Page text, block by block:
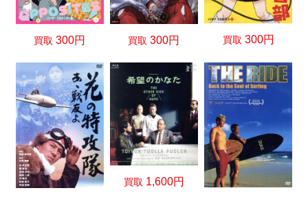
買取300円 買取300円 買取 300円
買取 1,600円